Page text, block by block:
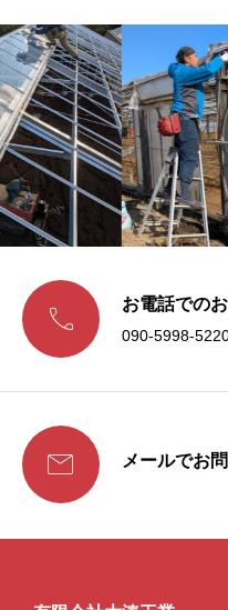
 お電話での
090-5998-
 メールでお